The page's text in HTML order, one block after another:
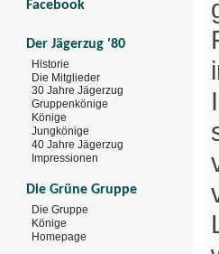
Facebook
Der Jägerzug '80
Historie
Die Mitglieder
30 Jahre Jägerzug
Gruppenkönige
Könige
Jungkönige
40 Jahre Jägerzug
Impressionen
Die Grüne Gruppe
Die Gruppe
Könige
Homepage